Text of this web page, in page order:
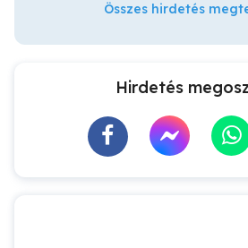
Összes hirdetés
Hirdetés